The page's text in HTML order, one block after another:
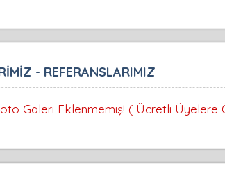
- REFERANSLARIMIZ
Galeri Eklenmemiş! ( Ücretli Üyelere